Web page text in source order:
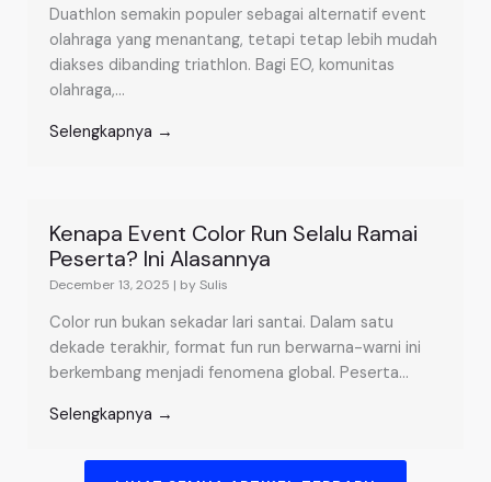
Duathlon semakin populer sebagai alternatif event
olahraga yang menantang, tetapi tetap lebih mudah
diakses dibanding triathlon. Bagi EO, komunitas
olahraga,...
Selengkapnya →
Kenapa Event Color Run Selalu Ramai
Peserta? Ini Alasannya
December 13, 2025 | by Sulis
Color run bukan sekadar lari santai. Dalam satu
dekade terakhir, format fun run berwarna-warni ini
berkembang menjadi fenomena global. Peserta...
Selengkapnya →